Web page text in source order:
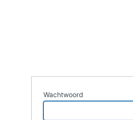
Wachtwoord